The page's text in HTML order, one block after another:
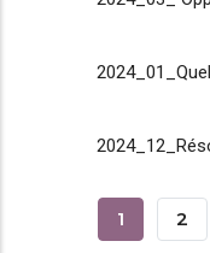
Page
1 2